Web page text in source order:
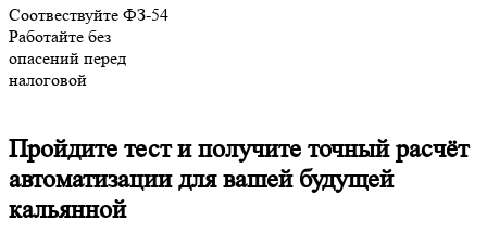
Соотвествуйте ФЗ-54
Работайте без
опасений перед
налоговой
Пройдите тест и получите точный расчёт
автоматизациидля вашей будущей
кальянной